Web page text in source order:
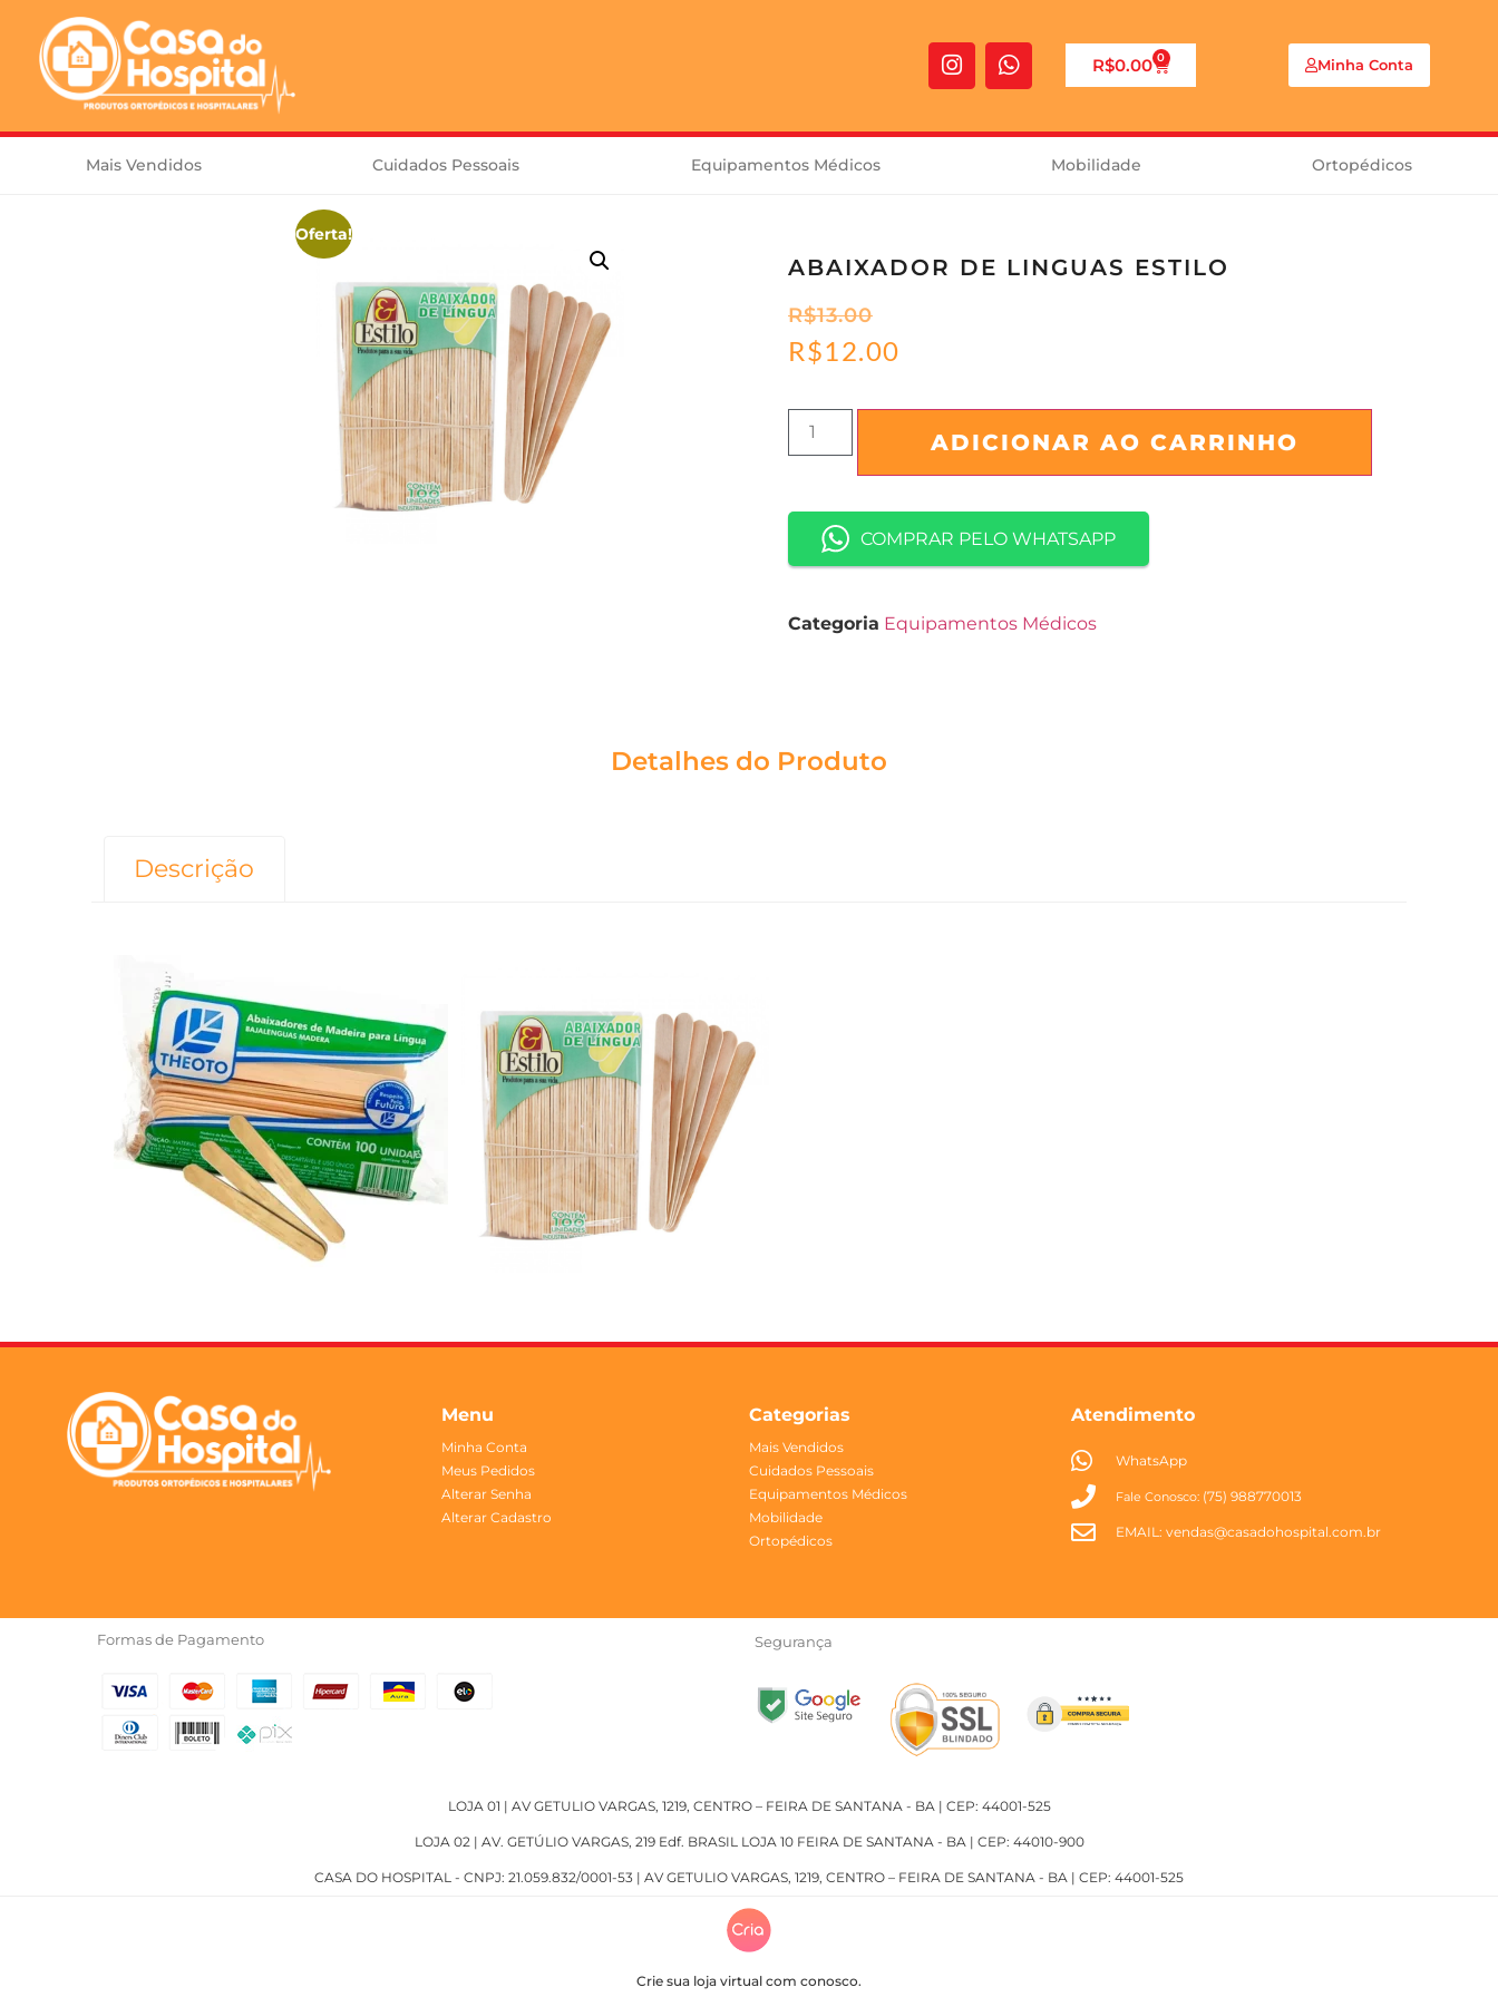
R$0.00 0 Minha Conta
Mais Vendidos Cuidados Pessoais Equipamentos Médicos Mobilidade Ortopédicos
Oferta!
ABAIXADOR DE LINGUAS ESTILO
R$13.00
R$12.00
ADICIONAR AO CARRINHO
COMPRAR PELO WHATSAPP
Categoria Equipamentos Médicos
Detalhes do Produto
Descrição
Menu
Minha Conta
Meus Pedidos
Alterar Senha
Alterar Cadastro
Categorias
Mais Vendidos
Cuidados Pessoais
Equipamentos Médicos
Mobilidade
Ortopédicos
Atendimento
WhatsApp
Fale Conosco: (75) 988770013
EMAIL:vendas@casadohospital.com.br
Formas de Pagamento Segurança
LOJA 01 | AV GETULIO VARGAS, 1219, CENTRO – FEIRA DE SANTANA - BA | CEP: 44001-525
LOJA 02 | AV. GETÚLIO VARGAS, 219 Edf. BRASIL LOJA 10 FEIRA DE SANTANA - BA | CEP: 44010-900
CASA DO HOSPITAL - CNPJ: 21.059.832/0001-53 | AV GETULIO VARGAS, 1219, CENTRO – FEIRA DE SANTANA - BA | CEP: 44001-525
Crie sua loja virtual com conosco.